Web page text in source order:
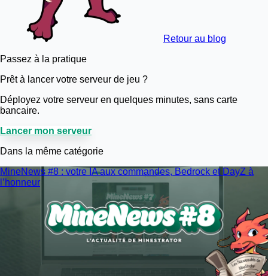
Retour au blog
Passez à la pratique
Prêt à lancer votre serveur de jeu ?
Déployez votre serveur en quelques minutes, sans carte
bancaire.
Lancer mon serveur
Dans la même catégorie
MineNews #8 : votre IA aux commandes, Bedrock et DayZ à
l’honneur